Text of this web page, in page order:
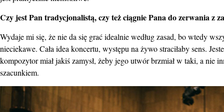
Czy jest Pan tradycjonalistą, czy też ciągnie Pana do zerwania z
Wydaje mi się, że nie da się grać idealnie według zasad, bo wtedy
nieciekawe. Cała idea koncertu, występu na żywo straciłaby sens.
kompozytor miał jakiś zamysł, żeby jego utwór brzmiał w taki, a nie
szacunkiem.